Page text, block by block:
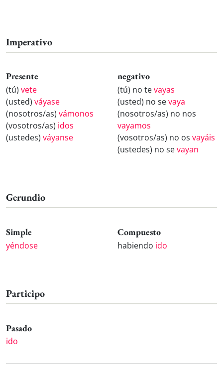
Imperativo
Presente
(tú) vete
(usted) váyase
(nosotros/as) vámonos
(vosotros/as) idos
(ustedes) váyanse
negativo
(tú) no tevayas
(usted) no sevaya
(nosotros/as) no nos
vayamos
(vosotros/as) no os vayáis
(ustedes) no sevayan
Gerundio
Simple
yéndose
Compuesto
habiendo ido
Participo
Pasado
ido